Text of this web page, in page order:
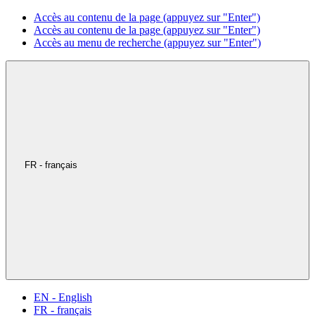
Accès au contenu de la page (appuyez sur "Enter")
Accès au contenu de la page (appuyez sur "Enter")
Accès au menu de recherche (appuyez sur "Enter")
FR - français
EN - English
FR - français